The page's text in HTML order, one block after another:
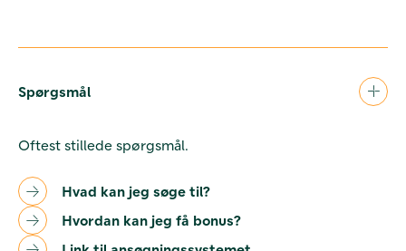
Spørgsmål
Oftest stillede spørgsmål.
Hvad kan jeg søge til?
Hvordan kan jeg få bonus?